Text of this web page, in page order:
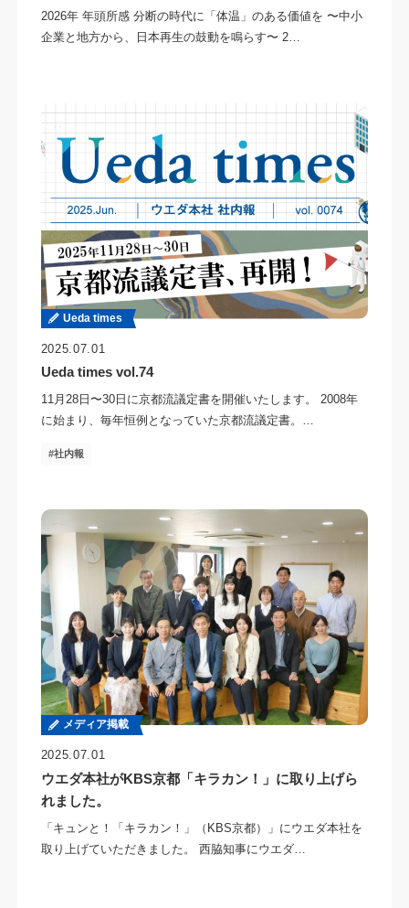
2026年 年頭所感 分断の時代に「体温」のある価値を 〜中小
企業と地方から、日本再生の鼓動を鳴らす〜 2…
Ueda times
2025.07.01
Ueda times vol.74
11月28日〜30日に京都流議定書を開催いたします。 2008年
に始まり、毎年恒例となっていた京都流議定書。…
社内報
メディア掲載
2025.07.01
ウエダ本社がKBS京都「キラカン！」に取り上げら
れました。
「キュンと！「キラカン！」（KBS京都）」にウエダ本社を
取り上げていただきました。 西脇知事にウエダ…